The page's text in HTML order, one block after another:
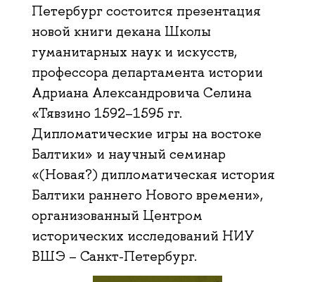
Петербург состоится презентация
новой книги декана Школы
гуманитарных наук и искусств,
профессора департамента истории
Адриана Александровича Селина
«Тявзино 1592–1595 гг.
Дипломатические игры на востоке
Балтики» и научный семинар
«(Новая?) дипломатическая история
Балтики раннего Нового времени»,
организованный Центром
исторических исследований НИУ
ВШЭ – Санкт-Петербург.